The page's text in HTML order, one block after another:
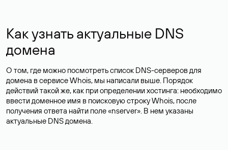
Как узнать актуальные DNS
домена
О том, где можно посмотреть список DNS-серверов для
домена в сервисе Whois, мы написали выше. Порядок
действий такой же, как при определении хостинга: необходимо
ввести доменное имя в поисковую строку Whois, после
получения ответа найти поле «nserver». В нем указаны
актуальные DNS домена.